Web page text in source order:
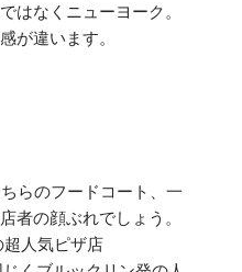
はなくニューヨーク。
が違います。
らのフードコート、一
者の顔ぶれでしょう。
人気ピザ店